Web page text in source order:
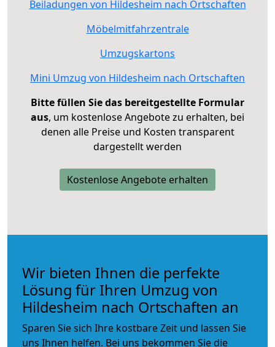
Beiladungen von Hildesheim nach Ortschaften
Möbelmitfahrzentrale
Umzugskartons
Mini Umzug von Hildesheim nach Ortschaften
Bitte füllen Sie das bereitgestellte Formular
aus, um kostenlose Angebote zu erhalten, bei
denen alle Preise und Kosten transparent
dargestellt werden
Kostenlose Angebote erhalten
Wir bieten Ihnen die perfekte
Lösung für Ihren Umzug von
Hildesheim nach Ortschaften an
Sparen Sie sich Ihre kostbare Zeit und lassen Sie
uns Ihnen helfen. Bei uns bekommen Sie die